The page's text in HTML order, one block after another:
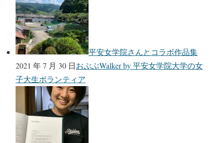
平安女学院さんとコラボ作品集
2021 年 7 月 30 日おぶぶWalker by 平安女学院大学の女
子大生ボランティア